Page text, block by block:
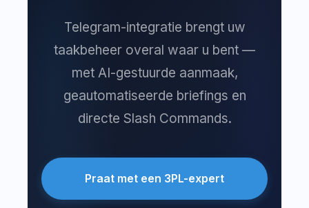
Telegram-integratie brengt uw
taakbeheer overal waar u bent —
met AI-gestuurde aanmaak,
geautomatiseerde briefings en
directe Slash Commands.
Praat met een 3PL-expert